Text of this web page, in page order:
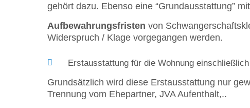
gehört dazu. Ebenso eine “Grundausstattung”
Aufbewahrungsfristen von
Widerspruch / Klage vorgegangen werden.
Erstausstattung für die Wohnung
Grundsätzlich wird diese Erstausstattung nur
Trennung vom Ehepartner, JVA Aufenthalt,..